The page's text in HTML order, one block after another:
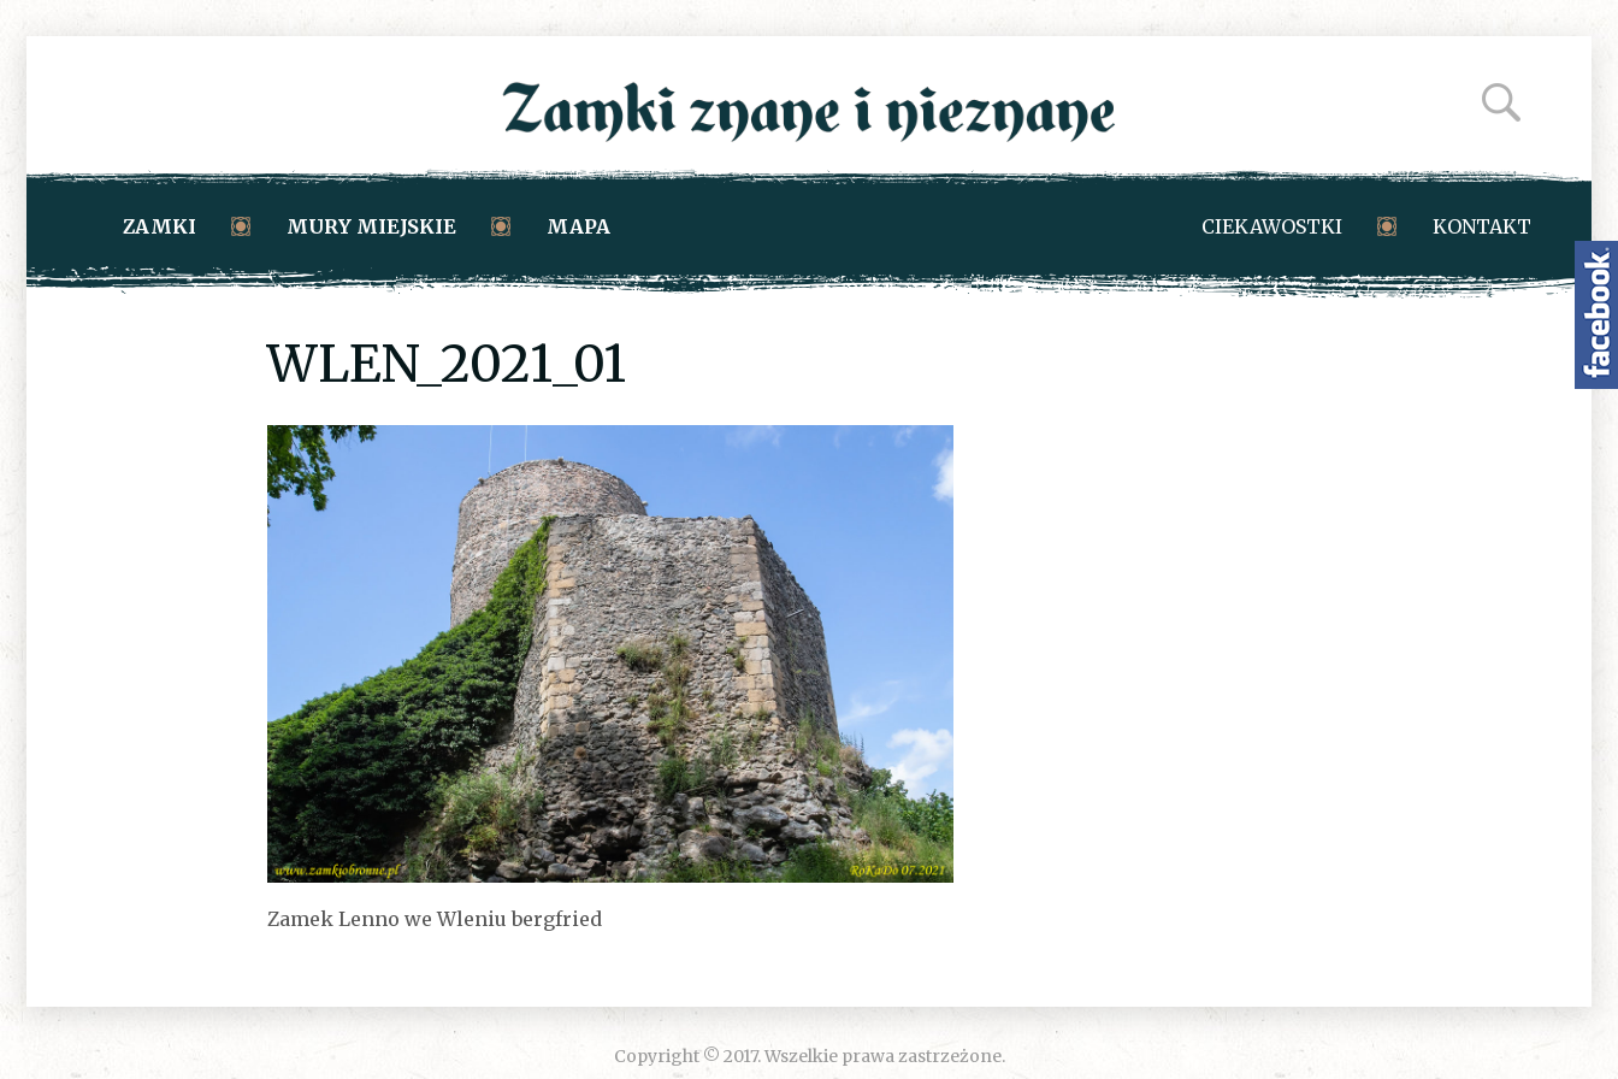
ZAMKI MURY MIEJSKIE MAPA CIEKAWOSTKI KONTAKT
WLEN_2021_01
Zamek Lenno we Wleniu bergfried
Copyright © 2017. Wszelkie prawa zastrzeżone.